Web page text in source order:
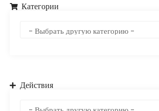
Категории
Действия